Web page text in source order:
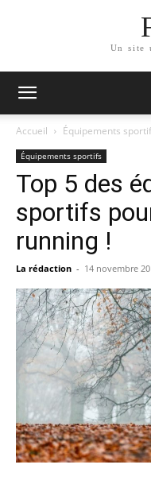
Un site
Accueil Équipements
Équipements sportifs
Top 5 des
sportifs
running !
La rédaction - 14 novembre